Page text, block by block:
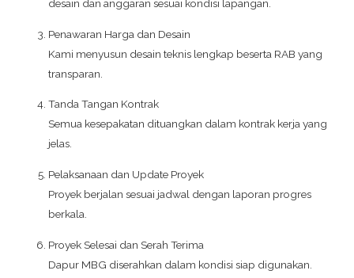
desain dan anggaran sesuai kondisi lapangan.
Penawaran Harga dan Desain
Kami menyusun desain teknis lengkap beserta RAB yang
transparan.
Tanda Tangan Kontrak
Semua kesepakatan dituangkan dalam kontrak kerja yang
jelas.
Pelaksanaan dan Update Proyek
Proyek berjalan sesuai jadwal dengan laporan progres
berkala.
Proyek Selesai dan Serah Terima
Dapur MBG diserahkan dalam kondisi siap digunakan.